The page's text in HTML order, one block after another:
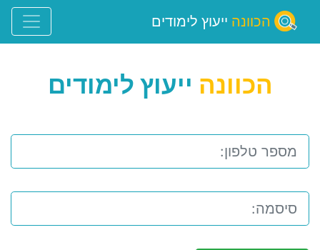
הכוונה ייעוץ לימודים
הכוונה ייעוץ לימודים